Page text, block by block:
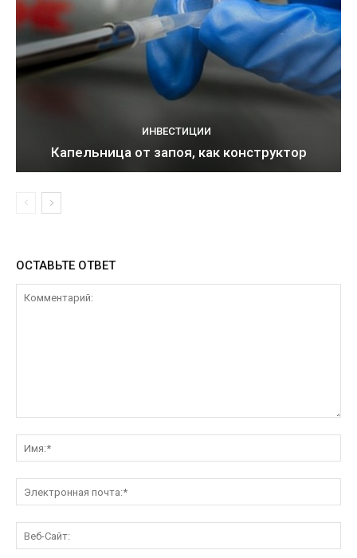
ИНВЕСТИЦИИ
Капельница от запоя, как конструктор
ОСТАВЬТЕ ОТВЕТ